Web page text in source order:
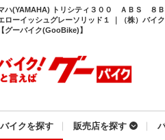
ハ(YAMAHA) トリシティ３００ ＡＢＳ ８
ローイッシュグレーソリッド１ ｜（株）バ
グーバイク(GooBike)】
バイクを探す 販売店を探す